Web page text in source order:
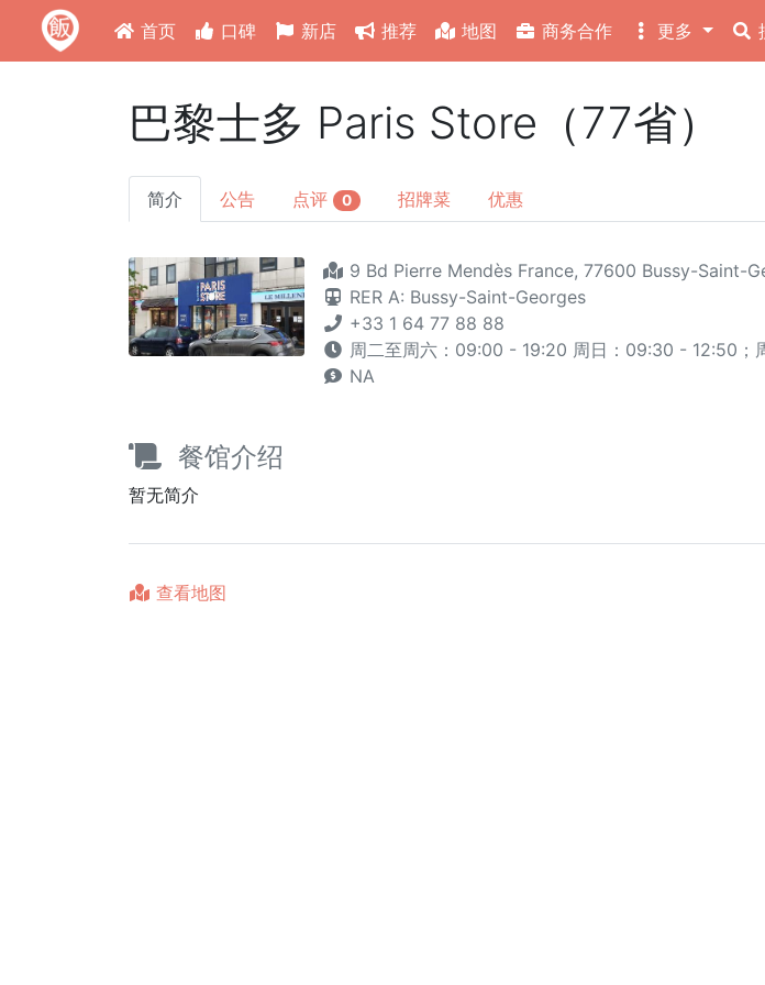
首页 口碑 新店 推荐 地图 商务合作 更多
巴黎士多 Paris Store（77省）
简介 公告 点评 0 招牌菜 优惠
9 Bd Pierre Mendès France, 77600 Bussy-Saint-
RER A: Bussy-Saint-Georges
+33 1 64 77 88 88
周二至周六：09:00 - 19:20 周日：09:30 - 12:50；
NA
餐馆介绍
暂无简介
查看地图